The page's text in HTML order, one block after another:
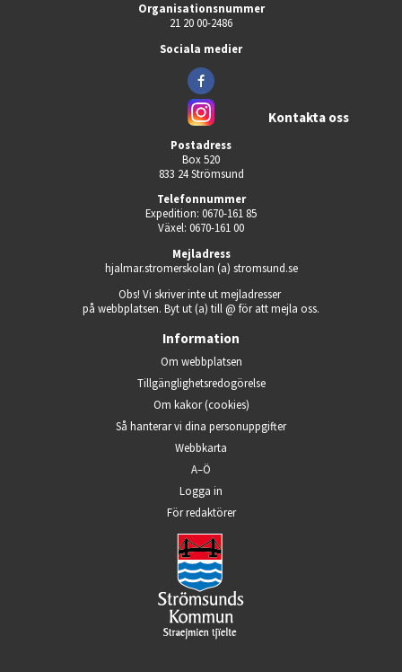
Organisationsnummer
21 20 00-2486
Sociala medier
Kontakta oss
Postadress
Box 520
833 24 Strömsund
Telefonnummer
Expedition: 0670-161 85
Växel: 0670-161 00
Mejladress
hjalmar.stromerskolan (a) stromsund.se
Obs! Vi skriver inte ut mejladresser
på webbplatsen. Byt ut (a) till @ för att mejla oss.
Information
Om webbplatsen
Tillgänglighets­redogörelse
Om kakor (cookies)
Så hanterar vi dina person­uppgifter
Webbkarta
A–Ö
Logga in
För redaktörerÖppnas i nytt fönster.